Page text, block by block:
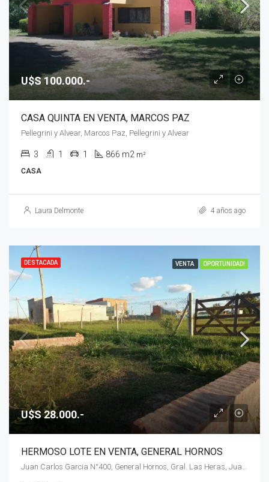
U$S 100.000.-
CASA QUINTA EN VENTA, MARCOS PAZ
Pellegrini y Alvear, Marcos Paz, Pellegrini y Alvear
3 1 1 866 m2 m²
CASA
Laura Delmonte 4 años ago
DESTACADA VENTA OPORTUNIDAD!
U$S 28.000.-
HERMOSO LOTE EN VENTA, GENERAL HORNOS